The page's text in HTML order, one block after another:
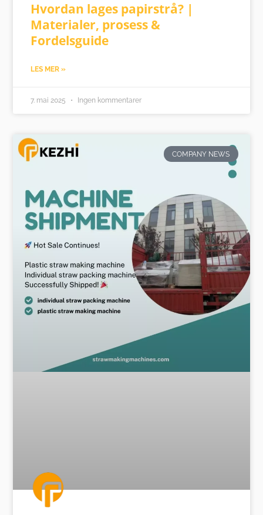
Hvordan lages papirstrå? |
Materialer, prosess &
Fordelsguide
LES MER »
7. mai 2025 Ingen kommentarer
COMPANY NEWS